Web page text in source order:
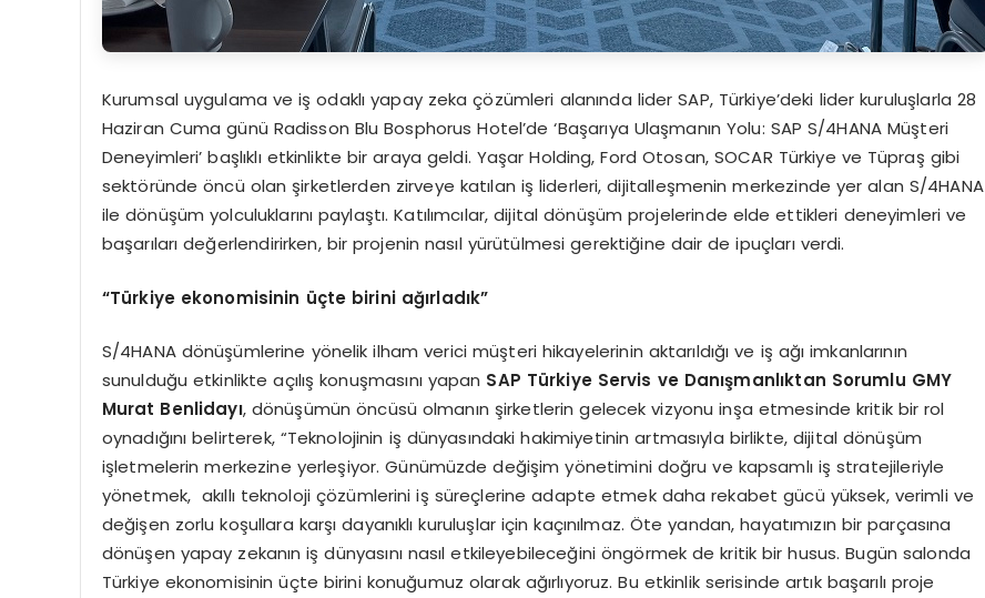
Kurumsal uygulama ve iş odaklı yapay zeka çözümleri alanında lider SAP, Türkiye’deki lider kuruluşlarla 28
Haziran Cuma günü Radisson Blu Bosphorus Hotel’de ‘Başarıya Ulaşmanın Yolu: SAP S/4HANA Müşteri
Deneyimleri’ başlıklı etkinlikte bir araya geldi. Yaşar Holding, Ford Otosan, SOCAR Türkiye ve Tüpraş gibi
sektöründe öncü olan şirketlerden zirveye katılan iş liderleri, dijitalleşmenin merkezinde yer alan S/4HANA
ile dönüşüm yolculuklarını paylaştı. Katılımcılar, dijital dönüşüm projelerinde elde ettikleri deneyimleri ve
başarıları değerlendirirken, bir projenin nasıl yürütülmesi gerektiğine dair de ipuçları verdi.
“Türkiye ekonomisinin üçte birini ağırladık”
S/4HANA dönüşümlerine yönelik ilham verici müşteri hikayelerinin aktarıldığı ve iş ağı imkanlarının
sunulduğu etkinlikte açılış konuşmasını yapan SAP Türkiye Servis ve Danışmanlıktan Sorumlu GMY
Murat Benlidayı, dönüşümün öncüsü olmanın şirketlerin gelecek vizyonu inşa etmesinde kritik bir rol
oynadığını belirterek, “Teknolojinin iş dünyasındaki hakimiyetinin artmasıyla birlikte, dijital dönüşüm
işletmelerin merkezine yerleşiyor. Günümüzde değişim yönetimini doğru ve kapsamlı iş stratejileriyle
yönetmek, akıllı teknoloji çözümlerini iş süreçlerine adapte etmek daha rekabet gücü yüksek, verimli ve
değişen zorlu koşullara karşı dayanıklı kuruluşlar için kaçınılmaz. Öte yandan, hayatımızın bir parçasına
dönüşen yapay zekanın iş dünyasını nasıl etkileyebileceğini öngörmek de kritik bir husus. Bugün salonda
Türkiye ekonomisinin üçte birini konuğumuz olarak ağırlıyoruz. Bu etkinlik serisinde artık başarılı proje